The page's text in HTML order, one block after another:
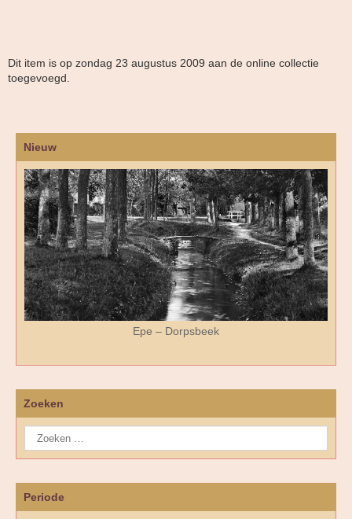
Dit item is op zondag 23 augustus 2009 aan de online collectie
toegevoegd.
Nieuw
Epe – Dorpsbeek
Zoeken
Periode